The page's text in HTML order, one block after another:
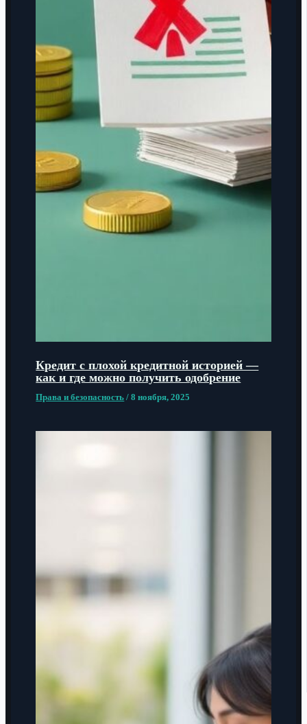
Кредит с плохой кредитной историей —
как и где можно получить одобрение
Права и безопасность /8 ноября, 2025